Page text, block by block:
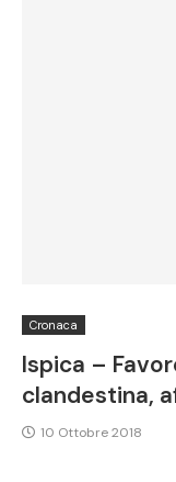
Cronaca
Ispica –
clandestina,
10 Ottobre 2018